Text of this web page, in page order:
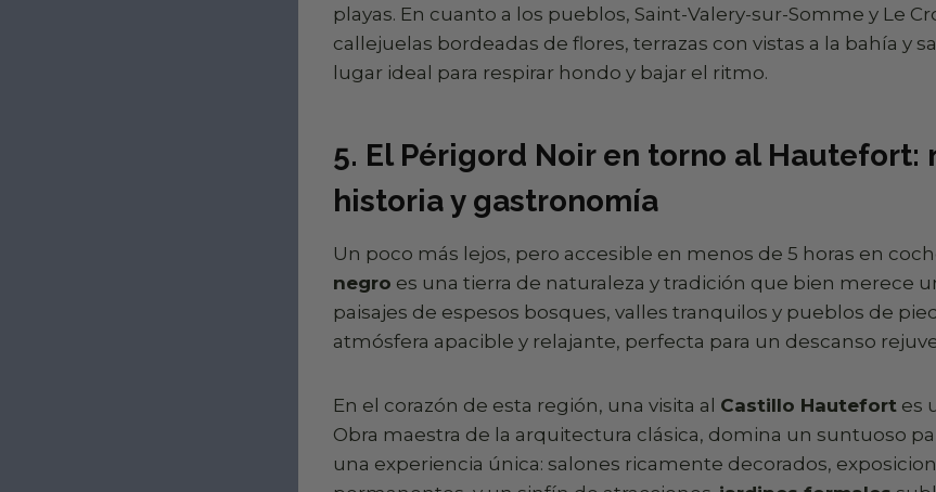
playas. En cuanto a los pueblos, Saint-Valery-sur-Somme y Le
callejuelas bordeadas de flores, terrazas con vistas a la bahía y
lugar ideal para respirar hondo y bajar el ritmo.
5. El Périgord Noir en torno al Hautefort:
historia y gastronomía
Un poco más lejos, pero accesible en menos de 5 horas en
negro es una tierra de naturaleza y tradición que bien merece
paisajes de espesos bosques, valles tranquilos y pueblos de
atmósfera apacible y relajante, perfecta para un descanso
En el corazón de esta región, una visita al Castillo Hautefort es
Obra maestra de la arquitectura clásica, domina un suntuoso
una experiencia única: salones ricamente decorados,